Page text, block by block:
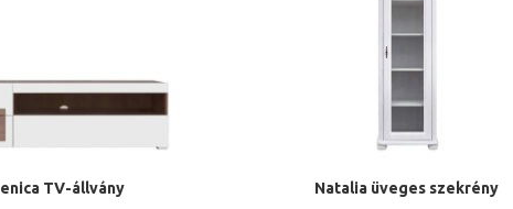
TV-állvány Natalia üveges szekrény